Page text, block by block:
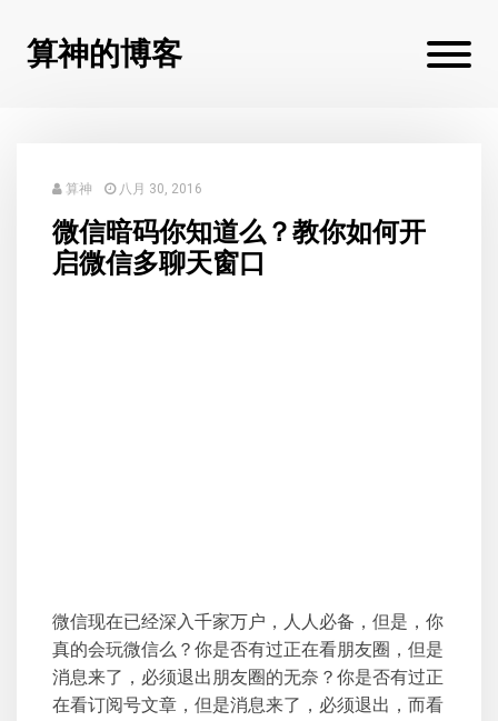
算神的博客
算神 八月 30, 2016
微信暗码你知道么？教你如何开
启微信多聊天窗口
微信现在已经深入千家万户，人人必备，但是，你
真的会玩微信么？你是否有过正在看朋友圈，但是
消息来了，必须退出朋友圈的无奈？你是否有过正
在看订阅号文章，但是消息来了，必须退出，而看